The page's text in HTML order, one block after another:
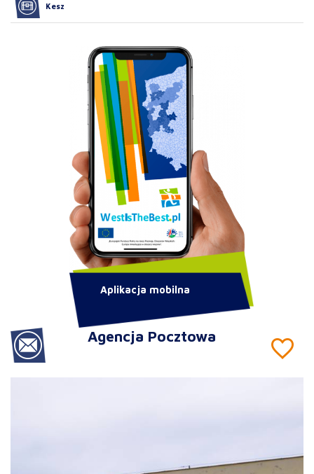
Agencja Pocztowa
Kesz
Aplikacja mobilna